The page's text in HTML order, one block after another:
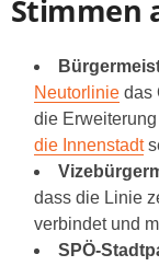
Stimmen
Neutorlinie das
die
die Innenstadt
dass die Linie
verbindet und
SPÖ-